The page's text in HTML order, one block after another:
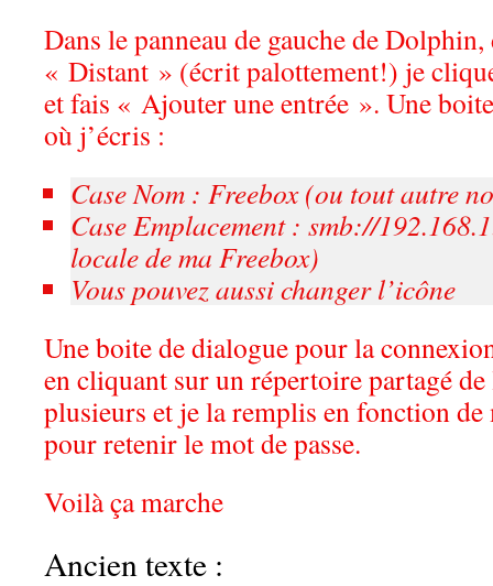
Dans le panneau de gauche de
« Distant » (écrit palottement!) je
et fais « Ajouter une entrée ». Une
où j’écris :
Case Nom : Freebox (ou tout autre
Case Emplacement : smb://
locale de ma Freebox)
Vous pouvez aussi changer l’icône
Une boite de dialogue pour la
en cliquant sur un répertoire partagé de
plusieurs et je la remplis en fonction de
pour retenir le mot de passe.
Voilà ça marche
Ancien texte :